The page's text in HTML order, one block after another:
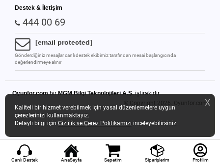
X
Kaliteli bir hizmet verebilmek için yasal düzenlemelere uygun
çerezlerinizi kullanmaktayız.
Detaylı bilgi için Gizlilik ve Çerez Politikamızı inceleyebilirsiniz.
Canlı Destek AnaSayfa Sepetim Siparişlerim Profilim
Destek & İletişim
444 00 69
[email protected]
Gönderdiğiniz mesajlar canlı destek ekibimiz tarafından mesai başlangıcında
değerlendirmeye alınır
Oyunfor.combirMGM Bilgi Teknolojileri A.Ş.iştirakidir.
© Copyright 2026. Oyunfor.com